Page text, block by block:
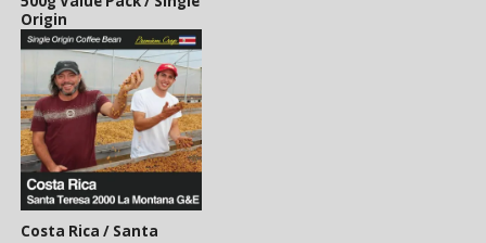
Origin
Costa Rica / Santa